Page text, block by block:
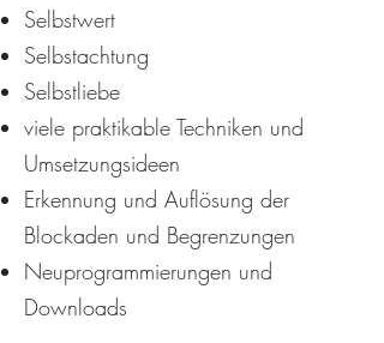
Selbstwert
Selbstachtung
Selbstliebe
viele praktikable Techniken und
Umsetzungsideen
Erkennung und Auflösung der
Blockaden und Begrenzungen
Neuprogrammierungen und
Downloads